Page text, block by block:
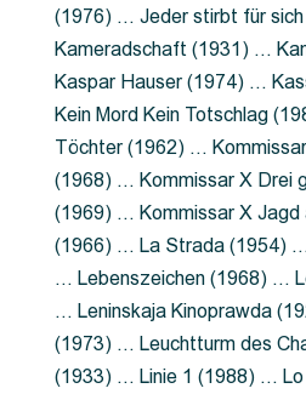
(1976) … Jeder stirbt für
Kameradschaft (1931) …
Kaspar Hauser (1974) …
Kein Mord Kein Totschlag
Töchter (1962) …
(1968) … Kommissar X Drei
(1969) … Kommissar X Jagd
(1966) … La Strada (1954)
… Lebenszeichen (1968) …
… Leninskaja Kinoprawda
(1973) … Leuchtturm des
(1933) … Linie 1 (1988) …